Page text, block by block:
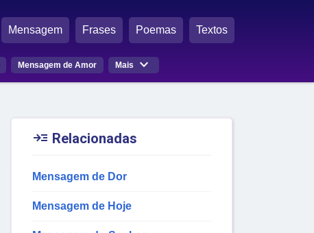
Mensagem Frases Poemas Textos
Mensagem de Amor Mais 
 Relacionadas
Mensagem de Dor
Mensagem de Hoje